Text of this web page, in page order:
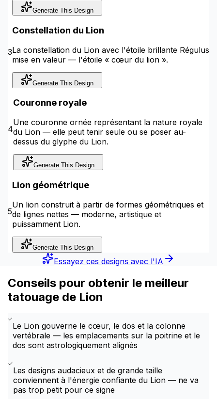
Generate This Design
3
Constellation du Lion
La constellation du Lion avec l'étoile brillante Régulus
mise en valeur — l'étoile « cœur du lion ».
Generate This Design
4
Couronne royale
Une couronne ornée représentant la nature royale
du Lion — elle peut tenir seule ou se poser au-
dessus du glyphe du Lion.
Generate This Design
5
Lion géométrique
Un lion construit à partir de formes géométriques et
de lignes nettes — moderne, artistique et
puissamment Lion.
Generate This Design
Essayez ces designs avec l'IA
Conseils pour obtenir le meilleur
tatouage de Lion
Le Lion gouverne le cœur, le dos et la colonne
vertébrale — les emplacements sur la poitrine et le
dos sont astrologiquement alignés
Les designs audacieux et de grande taille
conviennent à l'énergie confiante du Lion — ne va
pas trop petit pour ce signe